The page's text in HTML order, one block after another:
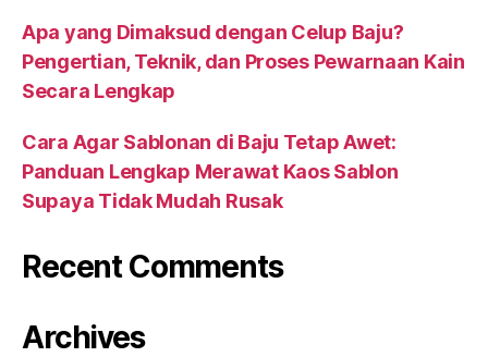
Apa yang Dimaksud dengan Celup Baju?
Pengertian, Teknik, dan Proses Pewarnaan Kain
Secara Lengkap
Cara Agar Sablonan di Baju Tetap Awet:
Panduan Lengkap Merawat Kaos Sablon
Supaya Tidak Mudah Rusak
Recent Comments
Archives